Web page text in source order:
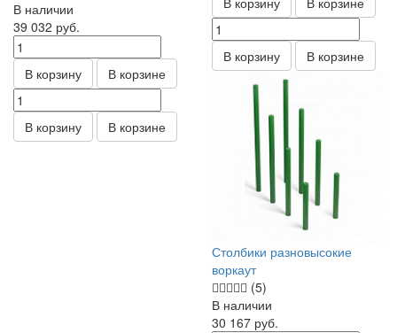
В наличии
39 032 руб.
В корзину В корзине
В корзину В корзине
В корзину В корзине
Столбики разновысокие
воркаут
(5)
В наличии
30 167 руб.